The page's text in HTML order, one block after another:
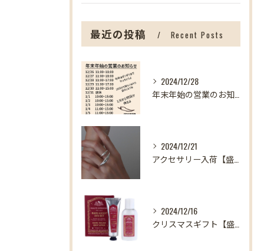
最近の投稿 Recent Posts
2024/12/28
2024/12/21
2024/12/16